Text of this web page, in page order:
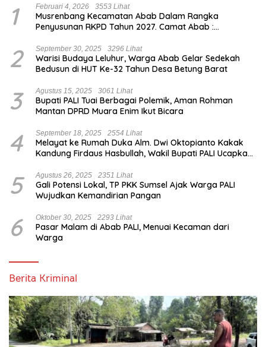
1 Februari 4, 2026 3553 Lihat
Musrenbang Kecamatan Abab Dalam Rangka
Penyusunan RKPD Tahun 2027. Camat Abab :
2 September 30, 2025 3296 Lihat
Warisi Budaya Leluhur, Warga Abab Gelar Sedekah
Bedusun di HUT Ke-32 Tahun Desa Betung Barat
3 Agustus 15, 2025 3061 Lihat
Bupati PALI Tuai Berbagai Polemik, Aman Rohman
Mantan DPRD Muara Enim Ikut Bicara
4 September 18, 2025 2554 Lihat
Melayat ke Rumah Duka Alm. Dwi Oktopianto Kakak
Kandung Firdaus Hasbullah, Wakil Bupati PALI Ucapkan
5 Agustus 26, 2025 2351 Lihat
Gali Potensi Lokal, TP PKK Sumsel Ajak Warga PALI
Wujudkan Kemandirian Pangan
6 Oktober 30, 2025 2293 Lihat
Pasar Malam di Abab PALI, Menuai Kecaman dari
Warga
Berita Kriminal